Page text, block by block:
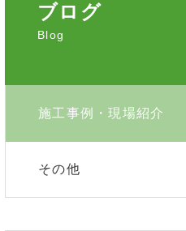
ブログ
Blog
施工事例・現場紹介
その他